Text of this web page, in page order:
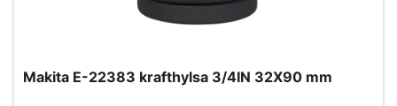
Makita E-22383 krafthylsa 3/4IN 32X90 mm